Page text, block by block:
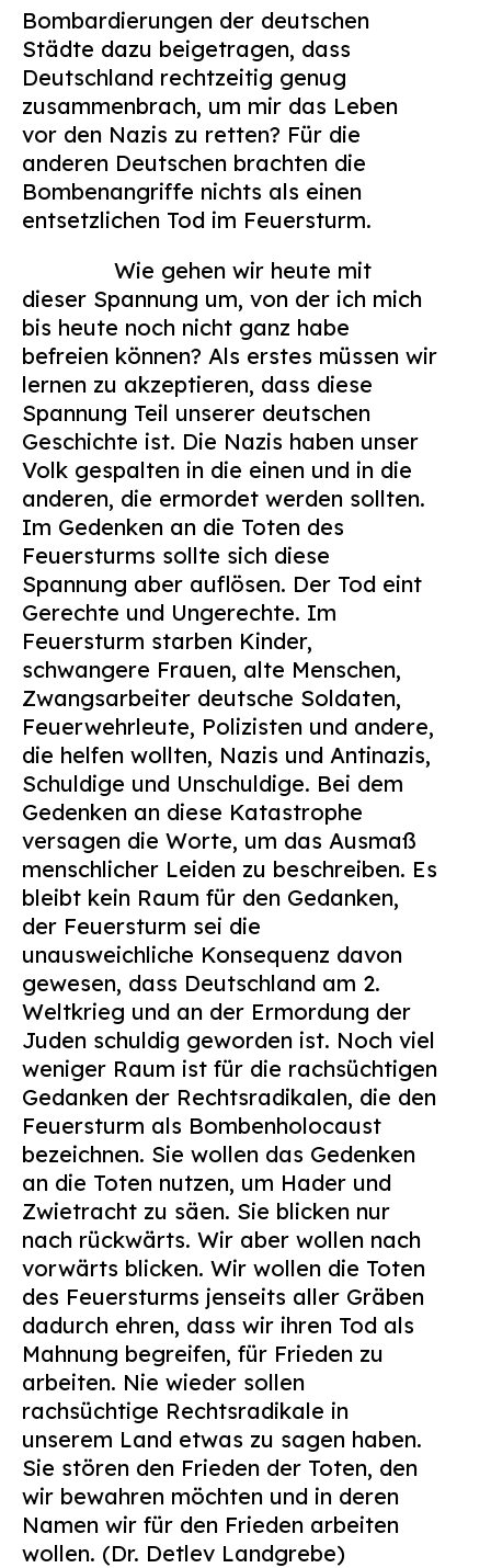
Bombardierungen der deutschen
Städte dazu beigetragen, dass
Deutschland rechtzeitig genug
zusammenbrach, um mir das Leben
vor den Nazis zu retten? Für die
anderen Deutschen brachten die
Bombenangriffe nichts als einen
entsetzlichen Tod im Feuersturm.
Wie gehen wir heute mit
dieser Spannung um, von der ich mich
bis heute noch nicht ganz habe
befreien können? Als erstes müssen wir
lernen zu akzeptieren, dass diese
Spannung Teil unserer deutschen
Geschichte ist. Die Nazis haben unser
Volk gespalten in die einen und in die
anderen, die ermordet werden sollten.
Im Gedenken an die Toten des
Feuersturms sollte sich diese
Spannung aber auflösen. Der Tod eint
Gerechte und Ungerechte. Im
Feuersturm starben Kinder,
schwangere Frauen, alte Menschen,
Zwangsarbeiter deutsche Soldaten,
Feuerwehrleute, Polizisten und andere,
die helfen wollten, Nazis und Antinazis,
Schuldige und Unschuldige. Bei dem
Gedenken an diese Katastrophe
versagen die Worte, um das Ausmaß
menschlicher Leiden zu beschreiben. Es
bleibt kein Raum für den Gedanken,
der Feuersturm sei die
unausweichliche Konsequenz davon
gewesen, dass Deutschland am 2.
Weltkrieg und an der Ermordung der
Juden schuldig geworden ist. Noch viel
weniger Raum ist für die rachsüchtigen
Gedanken der Rechtsradikalen, die den
Feuersturm als Bombenholocaust
bezeichnen. Sie wollen das Gedenken
an die Toten nutzen, um Hader und
Zwietracht zu säen. Sie blicken nur
nach rückwärts. Wir aber wollen nach
vorwärts blicken. Wir wollen die Toten
des Feuersturms jenseits aller Gräben
dadurch ehren, dass wir ihren Tod als
Mahnung begreifen, für Frieden zu
arbeiten. Nie wieder sollen
rachsüchtige Rechtsradikale in
unserem Land etwas zu sagen haben.
Sie stören den Frieden der Toten, den
wir bewahren möchten und in deren
Namen wir für den Frieden arbeiten
wollen. (Dr. Detlev Landgrebe)